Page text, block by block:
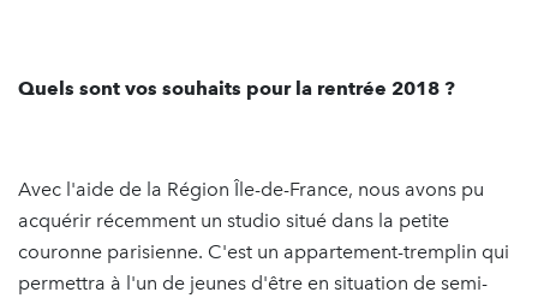
Quels sont vos souhaits pour la rentrée 2018 ?
Avec l'aide de la Région Île-de-France, nous avons pu
acquérir récemment un studio situé dans la petite
couronne parisienne. C'est un appartement-tremplin qui
permettra à l'un de jeunes d'être en situation de semi-